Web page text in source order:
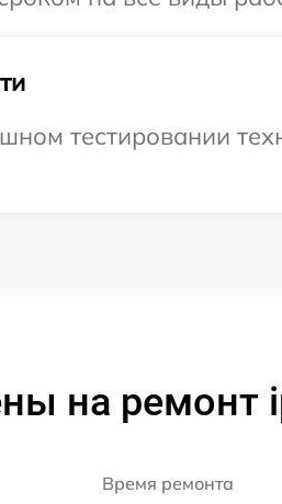
тестировании
на ремонт
Время ремонта